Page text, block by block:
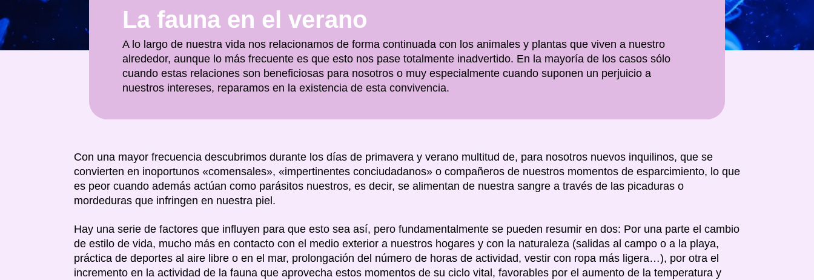
La fauna en el verano
A lo largo de nuestra vida nos relacionamos de forma continuada con los animales y plantas que viven a nuestro
alrededor, aunque lo más frecuente es que esto nos pase totalmente inadvertido. En la mayoría de los casos sólo
cuando estas relaciones son beneficiosas para nosotros o muy especialmente cuando suponen un perjuicio a
nuestros intereses, reparamos en la existencia de esta convivencia.
Con una mayor frecuencia descubrimos durante los días de primavera y verano multitud de, para nosotros nuevos inquilinos, que se
convierten en inoportunos «comensales», «impertinentes conciudadanos» o compañeros de nuestros momentos de esparcimiento, lo que
es peor cuando además actúan como parásitos nuestros, es decir, se alimentan de nuestra sangre a través de las picaduras o
mordeduras que infringen en nuestra piel.
Hay una serie de factores que influyen para que esto sea así, pero fundamentalmente se pueden resumir en dos: Por una parte el cambio
de estilo de vida, mucho más en contacto con el medio exterior a nuestros hogares y con la naturaleza (salidas al campo o a la playa,
práctica de deportes al aire libre o en el mar, prolongación del número de horas de actividad, vestir con ropa más ligera…), por otra el
incremento en la actividad de la fauna que aprovecha estos momentos de su ciclo vital, favorables por el aumento de la temperatura y